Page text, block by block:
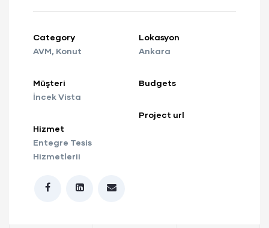
Category
AVM, Konut
Müşteri
İncek Vista
Hizmet
Entegre Tesis
Hizmetlerii
Lokasyon
Ankara
Budgets
Project url